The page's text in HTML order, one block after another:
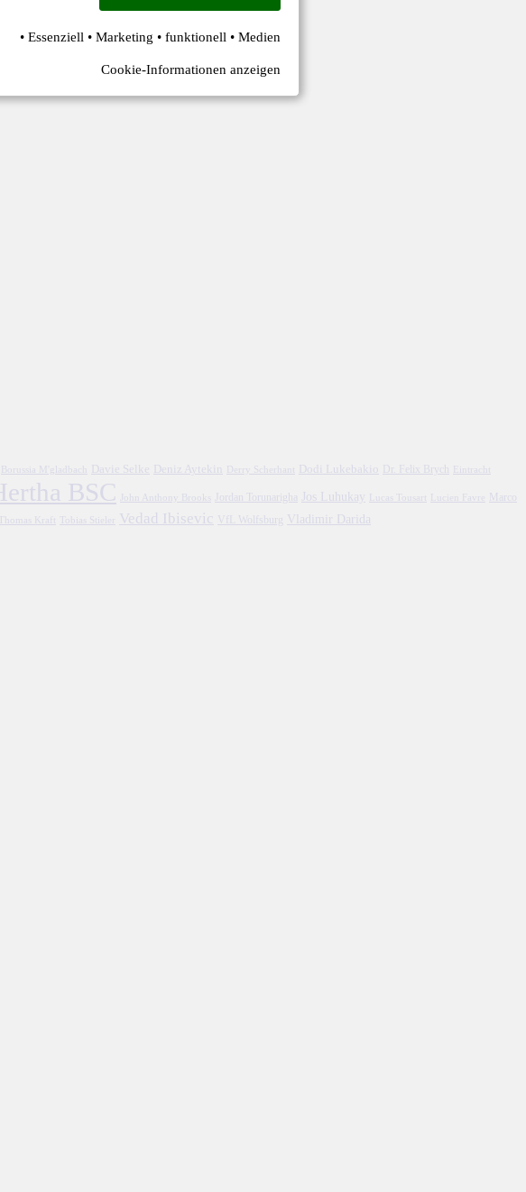
Borussia M'gladbach Davie Selke Deniz Aytekin Derry Scherhant Dodi Lukebakio Dr. Felix Brych
BSC Jordan Torunarigha Jos Luhukay
Marco
Thomas Kraft Tobias Stieler Vedad Ibisevic VfL Wolfsburg Vladimir Darida
• Essenziell • Marketing • funktionell • Medien
Cookie-Informationen anzeigen